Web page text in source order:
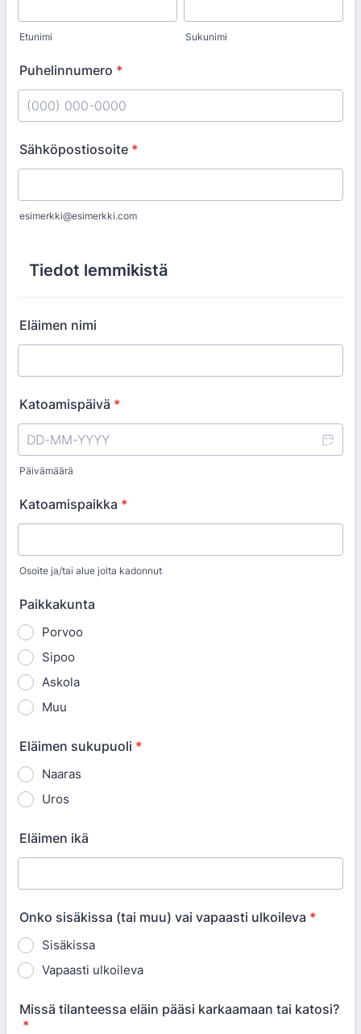
Etunimi Sukunimi
Puhelinnumero *
Sähköpostiosoite *
esimerkki@esimerkki.com
Tiedot lemmikistä
Eläimen nimi
Katoamispäivä *
Päivämäärä
Katoamispaikka *
Osoite ja/tai alue jolta kadonnut
Paikkakunta
Porvoo
Sipoo
Askola
Muu
Eläimen sukupuoli *
Naaras
Uros
Eläimen ikä
Onko sisäkissa (tai muu) vai vapaasti ulkoileva *
Sisäkissa
Vapaasti ulkoileva
Missä tilanteessa eläin pääsi karkaamaan tai katosi?
*